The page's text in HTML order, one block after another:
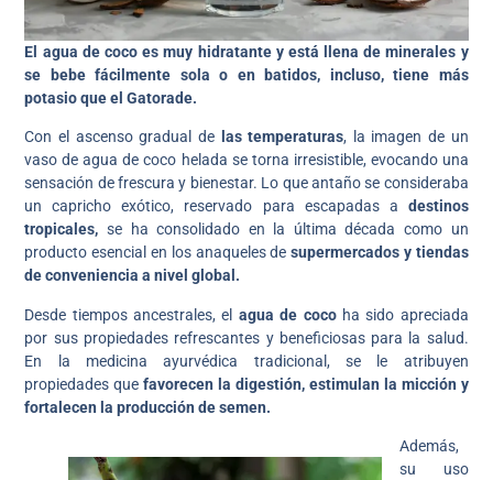
El agua de coco es muy hidratante y está llena de minerales y
se bebe fácilmente sola o en batidos, incluso, tiene más
potasio que el Gatorade.
Con el ascenso gradual de las temperaturas, la imagen de un
vaso de agua de coco helada se torna irresistible, evocando una
sensación de frescura y bienestar. Lo que antaño se consideraba
un capricho exótico, reservado para escapadas a destinos
tropicales, se ha consolidado en la última década como un
producto esencial en los anaqueles desupermercados y tiendas
de conveniencia a nivel global.
Desde tiempos ancestrales, el agua de coco ha sido apreciada
por sus propiedades refrescantes y beneficiosas para la salud.
En la medicina ayurvédica tradicional, se le atribuyen
propiedades quefavorecen la digestión, estimulan la micción y
fortalecen la producción de semen.
Además,
su uso